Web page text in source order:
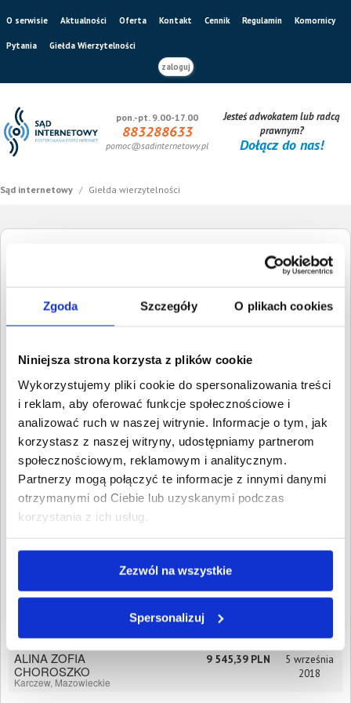
Zgoda Szczegóły O plikach cookies
Niniejsza strona korzysta z plików cookie
Wykorzystujemy pliki cookie do spersonalizowania treści
i reklam, aby oferować funkcje społecznościowe i
analizować ruch w naszej witrynie. Informacje o tym, jak
korzystasz z naszej witryny, udostępniamy partnerom
społecznościowym, reklamowym i analitycznym.
Partnerzy mogą połączyć te informacje z innymi danymi
otrzymanymi od Ciebie lub uzyskanymi podczas
korzystania z ich usług.
Zezwól na wszystkie
Spersonalizuj
O serwisie Aktualności Oferta Kontakt Cennik Regulamin Komornicy
Pytania
Giełda Wierzytelności
zaloguj
pon.-pt. 9.00-17.00
883288633
pomoc@sadinternetowy.pl
Jesteś adwokatem lub radcą
prawnym?
Dołącz do nas!
Sąd internetowy / Giełda wierzytelności
Giełda Wierzytelności
Szukaj dłużnika
Wpisz NIP, REGON, KRS, miejscowość, nazwę
dłużnika lub inną szukaną frazę
Wysokość długu
Wyczyść Szukaj
Znalezione:3 , Łączna wartość:20 018,13 PLN
Dłużnicy Wartość długu
publikacji
REMO Jacek Woźniak
Parczew, Lubelskie
Parczew, Lubelskie
9 889,61 PLN
TOWARÓW
TRANSMIELUS KAMIL
Karczew, Mazowieckie
583,13 PLN
ALINA ZOFIA
CHOROSZKO
Karczew, Mazowieckie
9 545,39 PLN
5 września
2018